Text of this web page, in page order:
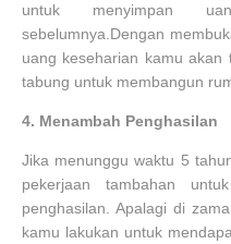
untuk menyimpan
sebelumnya.Dengan
uang keseharian kamu
tabung untuk membangun
4. Menambah Penghasilan
Jika menunggu waktu 5
pekerjaan tambahan
penghasilan. Apalagi di
kamu lakukan untuk